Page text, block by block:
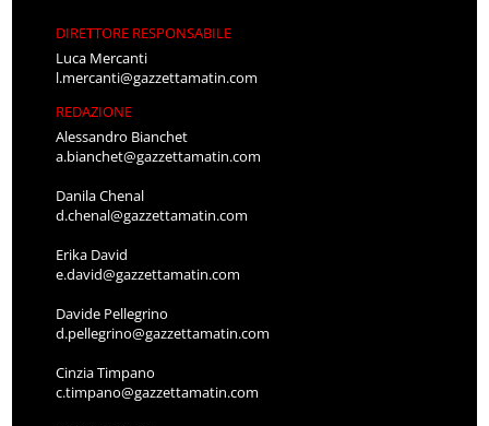
DIRETTORE RESPONSABILE
Luca Mercanti
l.mercanti@gazzettamatin.com
REDAZIONE
Alessandro Bianchet
a.bianchet@gazzettamatin.com
Danila Chenal
d.chenal@gazzettamatin.com
Erika David
e.david@gazzettamatin.com
Davide Pellegrino
d.pellegrino@gazzettamatin.com
Cinzia Timpano
c.timpano@gazzettamatin.com